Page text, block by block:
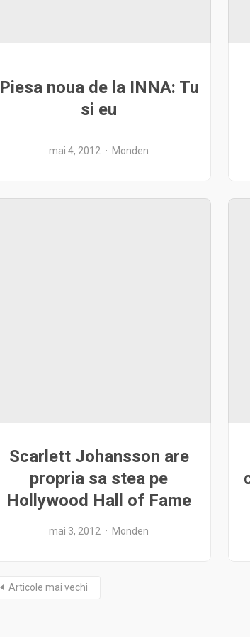
Piesa noua de la INNA: Tu
si eu
mai 4, 2012 Monden
Scarlett Johansson are
propria sa stea pe
Hollywood Hall of Fame
mai 3, 2012 Monden
Articole mai vechi